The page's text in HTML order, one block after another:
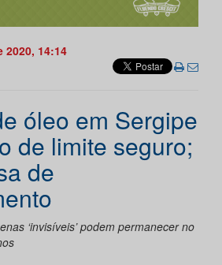
2020, 14:14
óleo em Sergipe
de limite seguro;
de
‘invisíveis’ podem permanecer no